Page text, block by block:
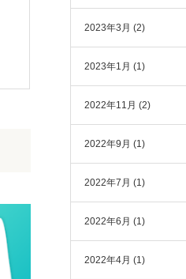
2023年3月 (2)
2023年1月 (1)
2022年11月 (2)
2022年9月 (1)
2022年7月 (1)
2022年6月 (1)
2022年4月 (1)